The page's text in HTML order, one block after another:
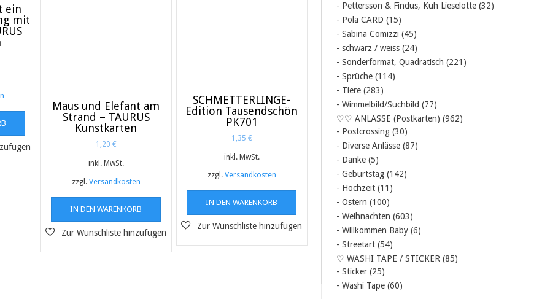
ein
mit
Maus und Elefant am
Strand – TAURUS
Kunstkarten
1,20 €
inkl. MwSt.
zzgl. Versandkosten
IN DEN WARENKORB
SCHMETTERLINGE-
Edition Tausendschön
PK701
1,35 €
inkl. MwSt.
zzgl. Versandkosten
IN DEN WARENKORB
- Pettersson & Findus, Kuh Lieselotte (32)
- Pola CARD (15)
- Sabina Comizzi (45)
- schwarz / weiss (24)
- Sonderformat, Quadratisch (221)
- Sprüche (114)
- Tiere (283)
- Wimmelbild/Suchbild (77)
♡♡ ANLÄSSE (Postkarten) (962)
- Postcrossing (30)
- Diverse Anlässe (87)
- Danke (5)
- Geburtstag (142)
- Hochzeit (11)
- Ostern (100)
- Weihnachten (603)
- Willkommen Baby (6)
- Streetart (54)
♡ WASHI TAPE / STICKER (85)
- Sticker (25)
- Washi Tape (60)